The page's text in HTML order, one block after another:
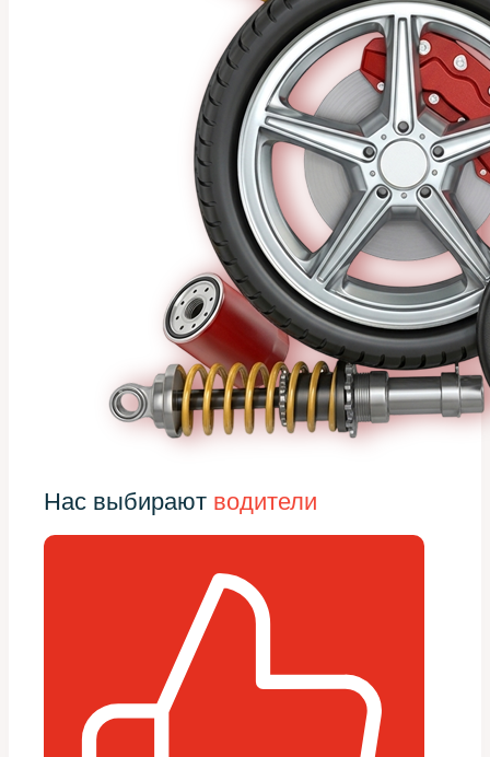
Нас выбирают водители